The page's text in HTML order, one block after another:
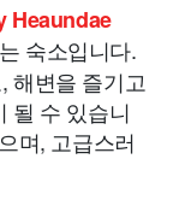
Heaundae
숙소입니다.
해변을 즐기고
될 수 있습니
며, 고급스러